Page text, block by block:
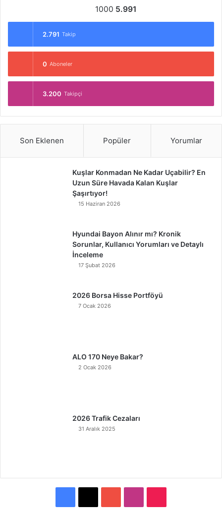
1000 5.991
2.791 Takip
0 Aboneler
3.200 Takipçi
Son Eklenen Popüler Yorumlar
Kuşlar Konmadan Ne Kadar Uçabilir? En
Uzun Süre Havada Kalan Kuşlar
Şaşırtıyor!
15 Haziran 2026
Hyundai Bayon Alınır mı? Kronik
Sorunlar, Kullanıcı Yorumları ve Detaylı
İnceleme
17 Şubat 2026
2026 Borsa Hisse Portföyü
7 Ocak 2026
ALO 170 Neye Bakar?
2 Ocak 2026
2026 Trafik Cezaları
31 Aralık 2025